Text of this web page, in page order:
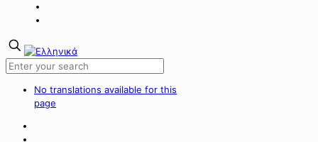
No translations available for this
page